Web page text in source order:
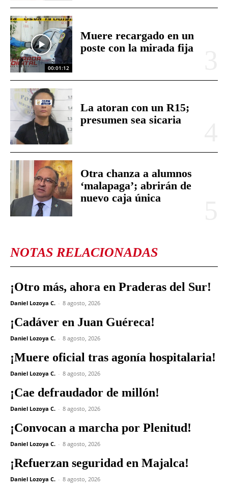
00:01:12
Muere recargado en un
poste con la mirada fija
La atoran con un R15;
presumen sea sicaria
Otra chanza a alumnos
‘malapaga’; abrirán de
nuevo caja única
NOTAS RELACIONADAS
¡Otro más, ahora en Praderas del Sur!
Daniel Lozoya C. - 8 agosto, 2026
¡Cadáver en Juan Guéreca!
Daniel Lozoya C. - 8 agosto, 2026
¡Muere oficial tras agonía hospitalaria!
Daniel Lozoya C. - 8 agosto, 2026
¡Cae defraudador de millón!
Daniel Lozoya C. - 8 agosto, 2026
¡Convocan a marcha por Plenitud!
Daniel Lozoya C. - 8 agosto, 2026
¡Refuerzan seguridad en Majalca!
Daniel Lozoya C. - 8 agosto, 2026